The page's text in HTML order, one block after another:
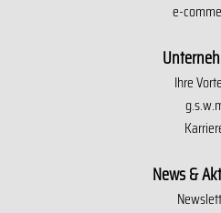
e-
Ihre
News &